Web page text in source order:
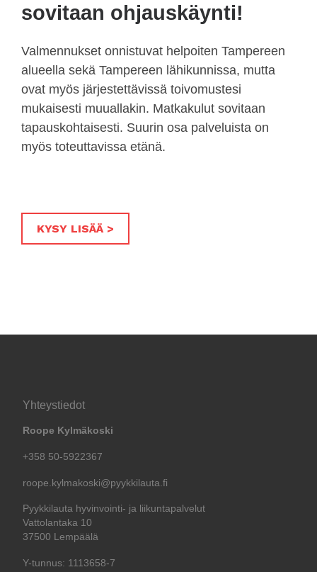
sovitaan ohjauskäynti!
Valmennukset onnistuvat helpoiten Tampereen
alueella sekä Tampereen lähikunnissa, mutta
ovat myös järjestettävissä toivomustesi
mukaisesti muuallakin. Matkakulut sovitaan
tapauskohtaisesti. Suurin osa palveluista on
myös toteuttavissa etänä.
KYSY LISÄÄ >
Yhteystiedot
Roope Kylmäkoski
+358 50-5922367
roope.kylmakoski@pyykkilauta.fi
Pyykkilauta hyvinvointi- ja liikuntapalvelut
Vattolantaka 10
37500 Lempäälä
Y-tunnus: 1113658-7